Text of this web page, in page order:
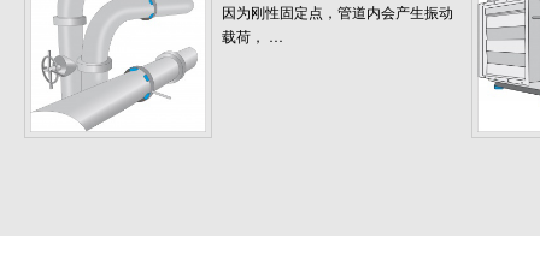
因为刚性固定点，管道内会产生振动
载荷， …